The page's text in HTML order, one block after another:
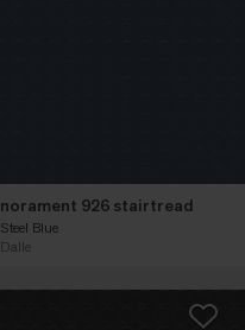
norament 926 stairtread
Steel Blue
Dalle